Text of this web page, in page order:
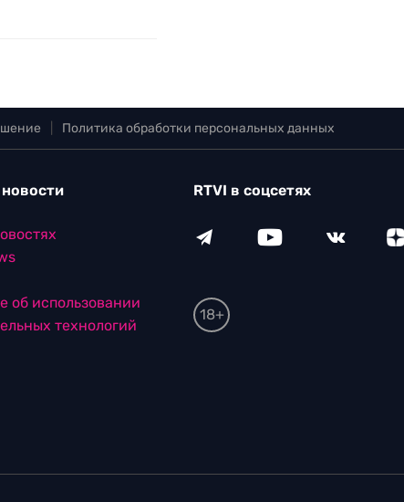
Политика обработки персональных данных
об использовании
технологий
RTVI в соцсетях
18+